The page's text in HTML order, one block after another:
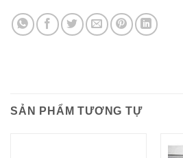
SẢN PHẨM TƯƠNG TỰ